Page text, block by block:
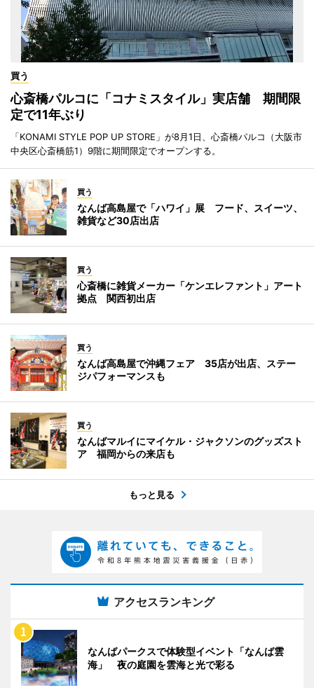
買う
心斎橋パルコに「コナミスタイル」実店舗 期間限
定で11年ぶり
「KONAMI STYLE POP UP STORE」が8月1日、心斎橋パルコ（大阪市
中央区心斎橋筋1）9階に期間限定でオープンする。
買う
なんば高島屋で「ハワイ」展 フード、スイーツ、
雑貨など30店出店
買う
心斎橋に雑貨メーカー「ケンエレファント」アート
拠点 関西初出店
買う
なんば高島屋で沖縄フェア 35店が出店、ステー
ジパフォーマンスも
買う
なんばマルイにマイケル・ジャクソンのグッズスト
ア 福岡からの来店も
もっと見る
アクセスランキング
なんばパークスで体験型イベント「なんば雲
海」 夜の庭園を雲海と光で彩る